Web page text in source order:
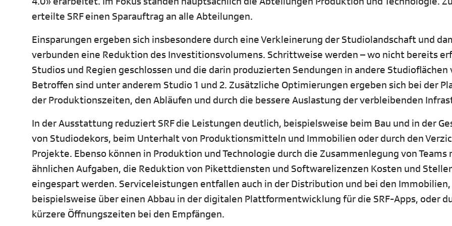
erteilte SRF einen Sparauftrag an alle Abteilungen.
Einsparungen ergeben sich insbesondere durch eine Verkleinerung der Studiolandschaft und
verbunden eine Reduktion des Investitionsvolumens. Schrittweise werden – wo nicht bereits
Studios und Regien geschlossen und die darin produzierten Sendungen in andere Studioflächen
Betroffen sind unter anderem Studio 1 und 2. Zusätzliche Optimierungen ergeben sich bei der
der Produktionszeiten, den Abläufen und durch die bessere Auslastung der verbleibenden
In der Ausstattung reduziert SRF die Leistungen deutlich, beispielsweise beim Bau und in der
von Studiodekors, beim Unterhalt von Produktionsmitteln und Immobilien oder durch den
Projekte. Ebenso können in Produktion und Technologie durch die Zusammenlegung von Teams
ähnlichen Aufgaben, die Reduktion von Pikettdiensten und Softwarelizenzen Kosten und
eingespart werden. Serviceleistungen entfallen auch in der Distribution und bei den Immobilien,
beispielsweise über einen Abbau in der digitalen Plattformentwicklung für die SRF-Apps, oder
kürzere Öffnungszeiten bei den Empfängen.